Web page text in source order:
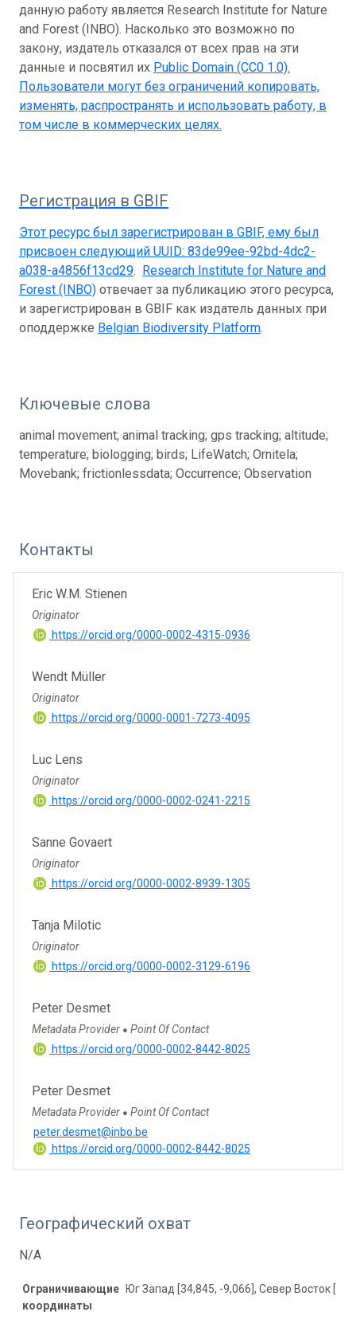
данную работу является Research Institute for Nature
and Forest (INBO). Насколько это возможно по
закону, издатель отказался от всех прав на эти
данные и посвятил их Public Domain (CC0 1.0).
Пользователи могут без ограничений копировать,
изменять, распространять и использовать работу, в
том числе в коммерческих целях.
Регистрация в GBIF
Этот ресурс был зарегистрирован в GBIF, ему был
присвоен следующий UUID: 83de99ee-92bd-4dc2-
a038-a4856f13cd29. Research Institute for Nature and
Forest (INBO) отвечает за публикацию этого ресурса,
и зарегистрирован в GBIF как издатель данных при
оподдержке Belgian Biodiversity Platform.
Ключевые слова
animal movement; animal tracking; gps tracking; altitude;
temperature; biologging; birds; LifeWatch; Ornitela;
Movebank; frictionlessdata; Occurrence; Observation
Контакты
Eric W.M. Stienen
Originator
https://orcid.org/0000-0002-4315-0936
Wendt Müller
Originator
https://orcid.org/0000-0001-7273-4095
Luc Lens
Originator
https://orcid.org/0000-0002-0241-2215
Sanne Govaert
Originator
https://orcid.org/0000-0002-8939-1305
Tanja Milotic
Originator
https://orcid.org/0000-0002-3129-6196
Peter Desmet
Metadata Provider ● Point Of Contact
https://orcid.org/0000-0002-8442-8025
Peter Desmet
Metadata Provider ● Point Of Contact
peter.desmet@inbo.be
https://orcid.org/0000-0002-8442-8025
Географический охват
N/A
Ограничивающие
координаты
Юг Запад [34,845, -9,066], Север Восток